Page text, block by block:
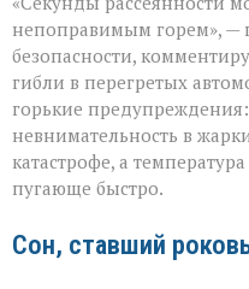
непоправимым горем», —
безопасности,
гибли в перегретых
горькие
невнимательность в
катастрофе, а
пугающе быстро.
Сон, ставший